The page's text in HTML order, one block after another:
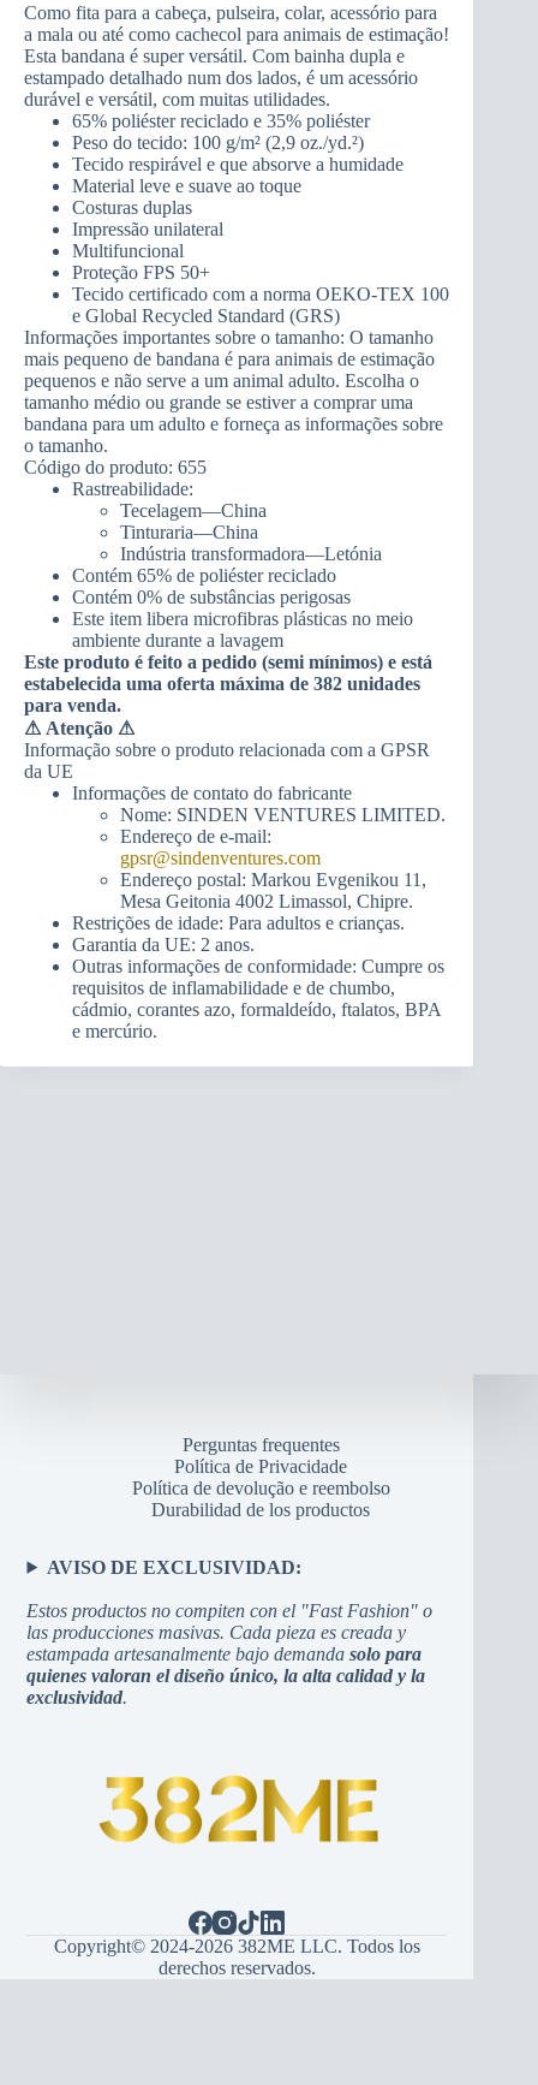
Como fita para a cabeça, pulseira, colar, acessório para
a mala ou até como cachecol para animais de estimação!
Esta bandana é super versátil. Com bainha dupla e
estampado detalhado num dos lados, é um acessório
durável e versátil, com muitas utilidades.
65% poliéster reciclado e 35% poliéster
Peso do tecido: 100 g/m² (2,9 oz./yd.²)
Tecido respirável e que absorve a humidade
Material leve e suave ao toque
Costuras duplas
Impressão unilateral
Multifuncional
Proteção FPS 50+
Tecido certificado com a norma OEKO-TEX 100
e Global Recycled Standard (GRS)
Informações importantes sobre o tamanho: O tamanho
mais pequeno de bandana é para animais de estimação
pequenos e não serve a um animal adulto. Escolha o
tamanho médio ou grande se estiver a comprar uma
bandana para um adulto e forneça as informações sobre
o tamanho.
Código do produto: 655
Rastreabilidade:
Tecelagem—China
Tinturaria—China
Indústria transformadora—Letónia
Contém 65% de poliéster reciclado
Contém 0% de substâncias perigosas
Este item libera microfibras plásticas no meio
ambiente durante a lavagem
Este produto é feito a pedido (semi mínimos) e está
estabelecida uma oferta máxima de 382 unidades
para venda.
⚠ Atenção ⚠
Informação sobre o produto relacionada com a GPSR
da UE
Informações de contato do fabricante
Nome: SINDEN VENTURES LIMITED.
Endereço de e-mail:
gpsr@sindenventures.com
Endereço postal: Markou Evgenikou 11,
Mesa Geitonia 4002 Limassol, Chipre.
Restrições de idade: Para adultos e crianças.
Garantia da UE: 2 anos.
Outras informações de conformidade: Cumpre os
requisitos de inflamabilidade e de chumbo,
cádmio, corantes azo, formaldeído, ftalatos, BPA
e mercúrio.
Perguntas frequentes
Política de Privacidade
Política de devolução e reembolso
Durabilidad de los productos
AVISO DE EXCLUSIVIDAD:
Estos productos no compiten con el "Fast Fashion" o
las producciones masivas. Cada pieza es creada y
estampada artesanalmente bajo demandasolo para
quienes valoran el diseño único, la alta calidad y la
exclusividad.
Copyright© 2024-2026 382ME LLC. Todos los
derechos reservados.